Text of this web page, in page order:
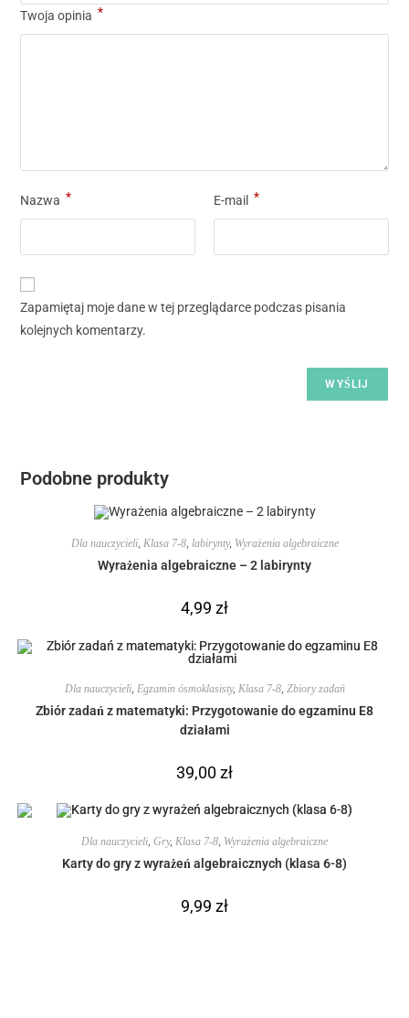
Twoja opinia *
Nazwa * E-mail *
Zapamiętaj moje dane w tej przeglądarce podczas pisania
kolejnych komentarzy.
Podobne produkty
Dla nauczycieli, Klasa 7-8, labirynty, Wyrażenia algebraiczne
Wyrażenia algebraiczne – 2 labirynty
4,99 zł
Dla nauczycieli, Egzamin ósmoklasisty, Klasa 7-8, Zbiory zadań
Zbiór zadań z matematyki: Przygotowanie do egzaminu E8
działami
39,00zł
Dla nauczycieli, Gry, Klasa 7-8, Wyrażenia algebraiczne
Karty do gry z wyrażeń algebraicznych (klasa 6-8)
9,99 zł